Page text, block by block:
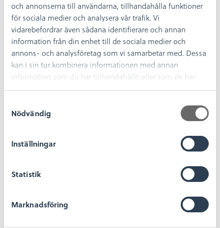
och annonserna till användarna, tillhandahålla funktioner
för sociala medier och analysera vår trafik. Vi
vidarebefordrar även sådana identifierare och annan
information från din enhet till de sociala medier och
annons- och analysföretag som vi samarbetar med. Dessa
kan i sin tur kombinera informationen med annan
information som du har tillhandahållit eller som de har
samlat in när du har använt deras tjänster.
Nödvändig
Inställningar
Statistik
Marknadsföring
Dela:
på